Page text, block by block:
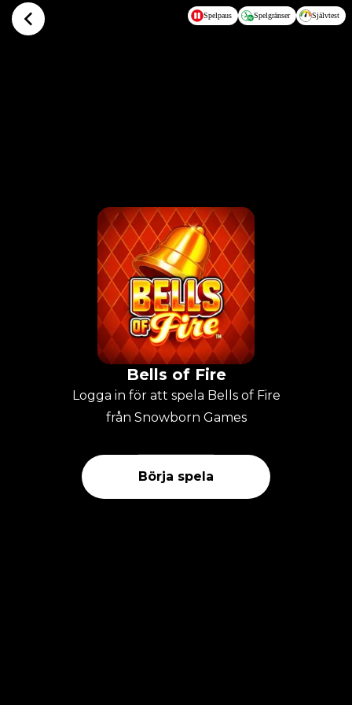
Hoppa till huvudinnehållet Spelpaus Spelgränser Självtest
Bells of Fire
Logga in för att spela Bells of Fire
från Snowborn Games
Börja spela